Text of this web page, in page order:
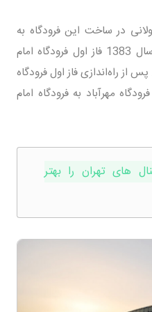
در ساخت این فرودگاه به
وجود آمد. تا اینکه در نهایت در سال 1383 فاز اول فرودگاه امام
از راه‌اندازی فاز اول فرودگاه
مهرآباد به فرودگاه امام
های تهران را بهتر